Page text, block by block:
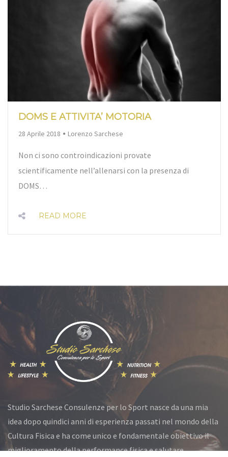
DOMS E ATTIVITA’ MOTORIA
28 Aprile 2018 By
Lorenzo Sarchese
Non ci sono controindicazioni provate
scientificamente nell’allenarsi con la presenza di
DOMS…
READ MORE
Studio Sarchese Consulenze per lo Sport nasce da una mia
idea dopo quindici anni di esperienza passati nel mondo della
Cultura Fisica e ha come unico e fondamentale obiettivo il
miglioramento della performance fisica e salutare.